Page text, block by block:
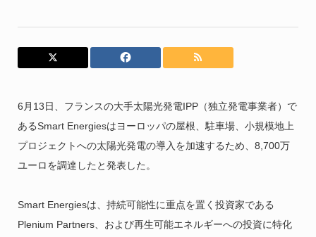
6月13日、フランスの大手太陽光発電IPP（独立発電事業者）で
あるSmart Energiesはヨーロッパの屋根、駐車場、小規模地上
プロジェクトへの太陽光発電の導入を加速するため、8,700万
ユーロを調達したと発表した。
Smart Energiesは、持続可能性に重点を置く投資家である
Plenium Partners、および再生可能エネルギーへの投資に特化